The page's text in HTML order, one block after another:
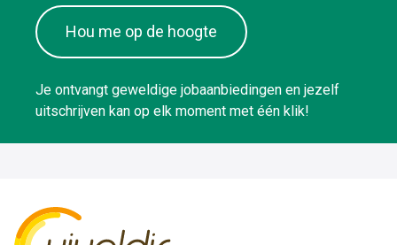
Hou me op de hoogte
Je ontvangt geweldige jobaanbiedingen en jezelf
uitschrijven kan op elk moment met één klik!